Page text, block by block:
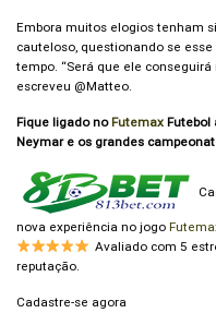
Embora muitos elogios tenham
cauteloso, questionando se
tempo. “Será que ele
escreveu @Matteo.
Fique ligado noFutemax Futebol
Neymar e os grandes
nova experiência no jogo
Avaliado com 5
reputação.
Cadastre-se agora